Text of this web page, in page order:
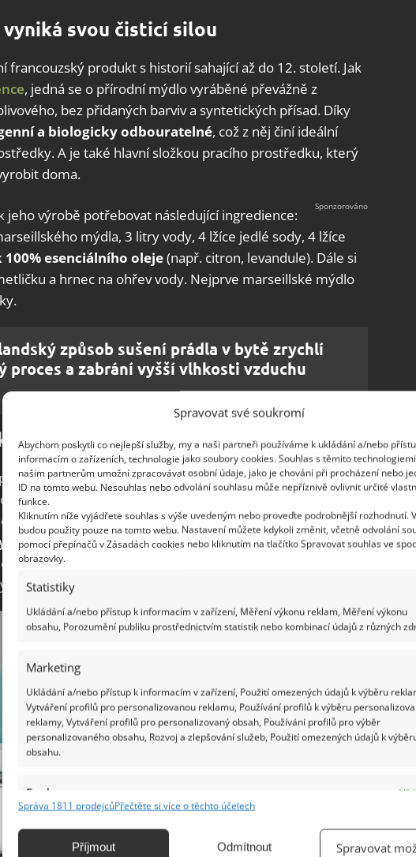
Spravovat své soukromí
Abychom poskytli co nejlepší služby, my a naši partneři používáme k ukládání a/nebo
informacím o zařízeních, technologie jako soubory cookies. Souhlas s těmito
našim partnerům umožní zpracovávat osobní údaje, jako je chování při procházení nebo
ID na tomto webu. Nesouhlas nebo odvolání souhlasu může nepříznivě ovlivnit určité
funkce.
Kliknutím níže vyjádřete souhlas s výše uvedeným nebo proveďte podrobnější rozhodnutí.
budou použity pouze na tomto webu. Nastavení můžete kdykoli změnit, včetně odvolání
pomocí přepínačů v Zásadách cookies nebo kliknutím na tlačítko Spravovat souhlas ve
obrazovky.
Statistiky
Ukládání a/nebo přístup k informacím v zařízení, Měření výkonu reklam, Měření výkonu
obsahu, Porozumění publiku prostřednictvím statistik nebo kombinací údajů z různých
Marketing
Ukládání a/nebo přístup k informacím v zařízení, Použití omezených údajů k výběru
Vytváření profilů pro personalizovanou reklamu, Používání profilů k výběru
reklamy, Vytváření profilů pro personalizovaný obsah, Používání profilů pro výběr
personalizovaného obsahu, Rozvoj a zlepšování služeb, Použití omezených údajů k
obsahu.
Funkce
Identifikace zařízení na základě automaticky přenášených informací.
Správa 1811 prodejcůPřečtěte si více o těchto účelech
Příjmout Odmítnout Spravovat
svou čisticí silou
francouzský produkt s historií sahající až do 12. století. Jak
, jedná se o přírodní mýdlo vyráběné převážně z
bez přidaných barviv a syntetických přísad. Díky
a biologicky odbouratelné, což z něj činí ideální
A je také hlavní složkou pracího prostředku, který
doma.
jeho výrobě potřebovat následující ingredience:
mýdla, 3 litry vody, 4 lžíce jedlé sody, 4 lžíce
100% esenciálního oleje(např. citron, levandule). Dále si
a hrnec na ohřev vody. Nejprve marseillské mýdlo
způsob sušení prádla v bytě zrychlí
proces a zabrání vyšší vlhkosti vzduchu
běžný prací prostředek
s jedlou sodou. Nyní přidejte 1 litr vroucí vody a
nerozpustí. Nechte směs asi hodinu chladnout, dokud
pudinku. Nyní přidejte další litr vroucí vody a opět
se směs stala tekutější. Směs nechte znovu vychladnout
poslední litr vody a míchejte, dokud nedosáhnete
vmíchejte kyselinu citronovou a esenciální olej.